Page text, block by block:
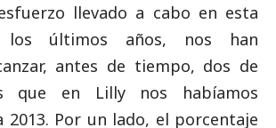
llevado a cabo en esta
los últimos años, nos han
antes de tiempo, dos de
que en Lilly nos habíamos
2013. Por un lado, el porcentaje